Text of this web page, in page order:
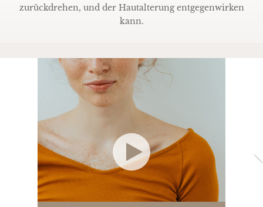
zurückdrehen, und der Hautalterung entgegenwirken
kann.